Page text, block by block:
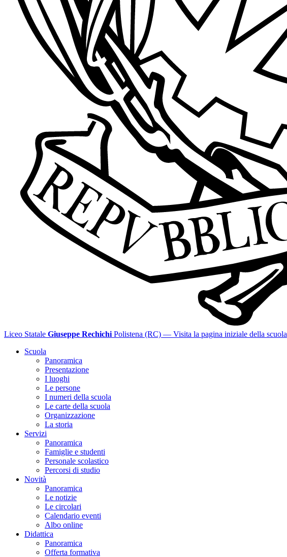
Liceo Statale Giuseppe Rechichi Polistena (RC) — Visita la pagina iniziale della scuola
Scuola
Panoramica
Presentazione
I luoghi
Le persone
I numeri della scuola
Le carte della scuola
Organizzazione
La storia
Servizi
Panoramica
Famiglie e studenti
Personale scolastico
Percorsi di studio
Novità
Panoramica
Le notizie
Le circolari
Calendario eventi
Albo online
Didattica
Panoramica
Offerta formativa